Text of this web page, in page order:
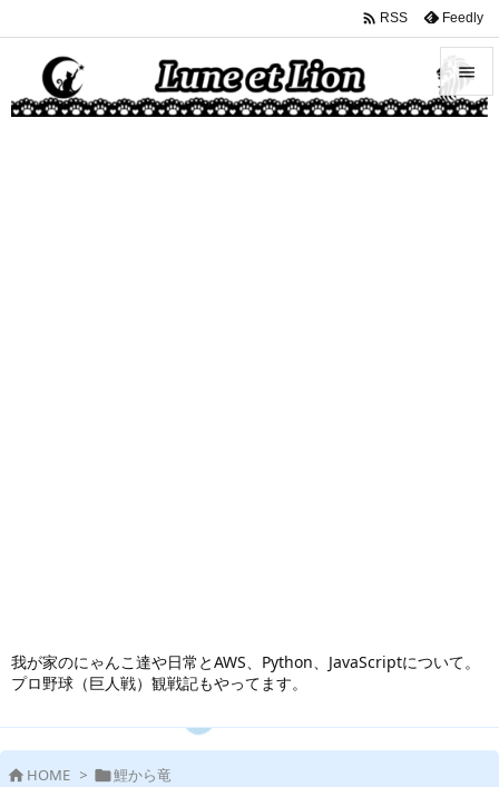
我が家のにゃんこ達や日常とAWS、Python、JavaScriptについて。
プロ野球（巨人戦）観戦記もやってます。


 RSS Feedly
 HOME > 鯉から竜